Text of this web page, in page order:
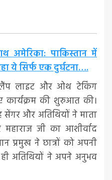
अमेरिका: पाकिस्तान में
ये सिर्फ एक दुर्घटना….
लैंप लाइट और ओथ टेकिंग
कार्यक्रम की शुरुआत की।
और अतिथियों ने माता
जी का आशीर्वाद
प्रमुख ने छात्रों को अपनी
अतिथियों ने अपने अनुभव